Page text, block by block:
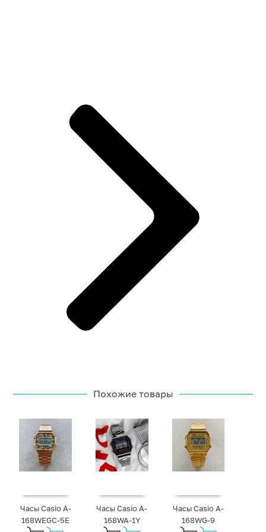
Похожие товары
Часы Casio A-
168WEGC-5E
Часы Casio A-
168WA-1Y
Часы Casio A-
168WG-9